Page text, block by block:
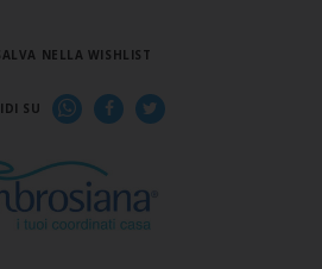
NELLA WISHLIST
SU